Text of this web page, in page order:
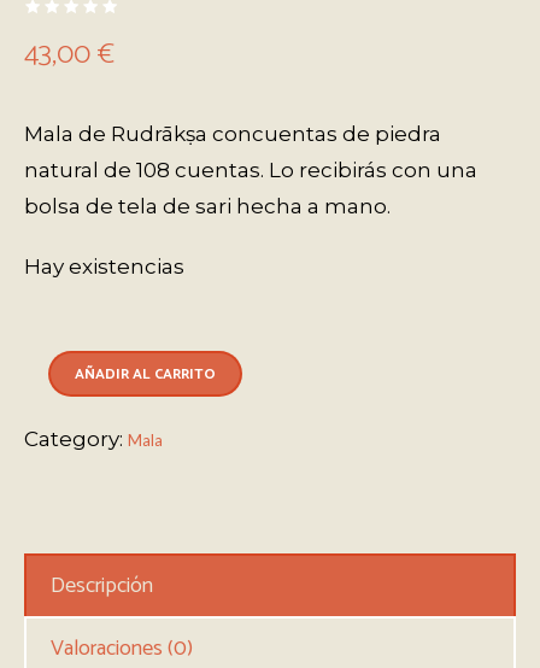
43,00€
Mala de Rudrākṣa concuentas de piedra
natural de 108 cuentas. Lo recibirás con una
bolsa de tela de sari hecha a mano.
Hay existencias
AÑADIR AL CARRITO
Category: Mala
Descripción
Valoraciones (0)